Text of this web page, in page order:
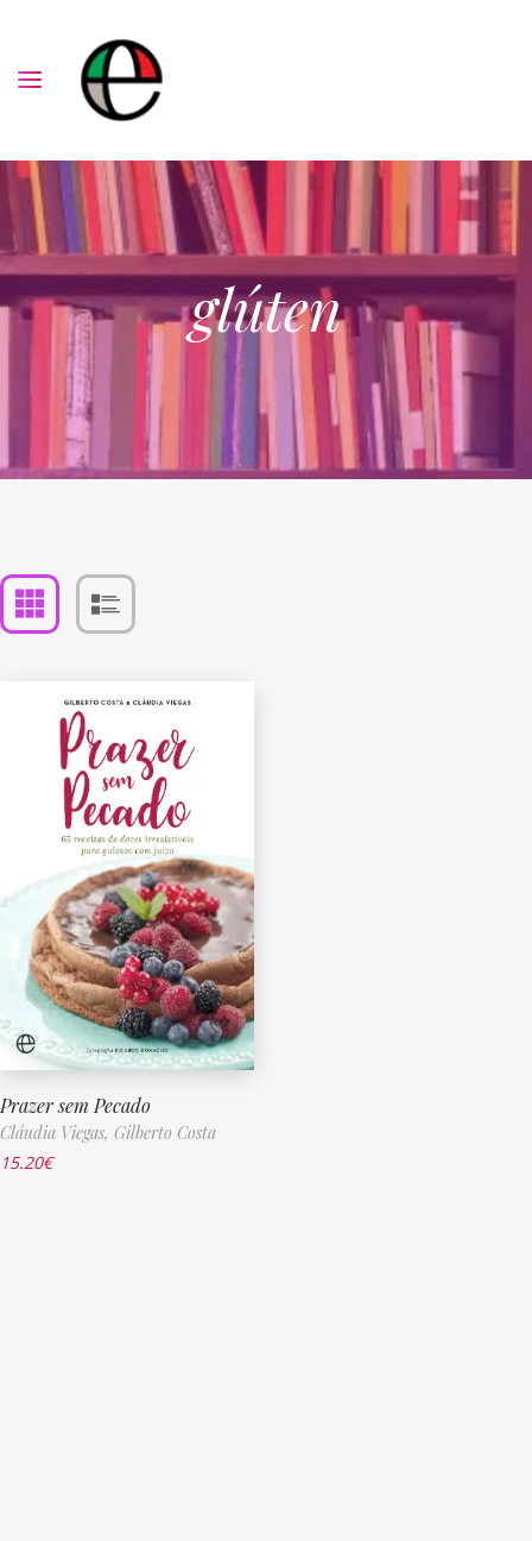
glúten
Prazer sem Pecado
Cláudia Viegas, Gilberto Costa
15.20€